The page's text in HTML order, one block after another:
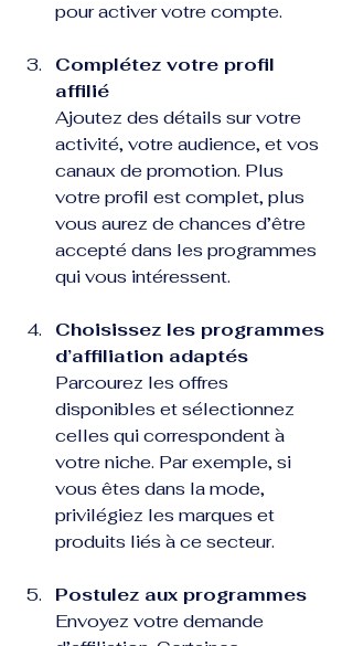
pour activer votre compte.
Complétez votre profil
affilié
Ajoutez des détails sur votre
activité, votre audience, et vos
canaux de promotion. Plus
votre profil est complet, plus
vous aurez de chances d’être
accepté dans les programmes
qui vous intéressent.
Choisissez les programmes
d’affiliation adaptés
Parcourez les offres
disponibles et sélectionnez
celles qui correspondent à
votre niche. Par exemple, si
vous êtes dans la mode,
privilégiez les marques et
produits liés à ce secteur.
Postulez aux programmes
Envoyez votre demande